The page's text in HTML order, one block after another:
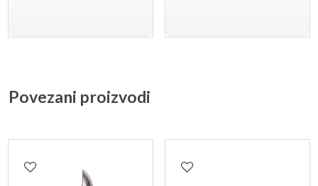
Povezani proizvodi